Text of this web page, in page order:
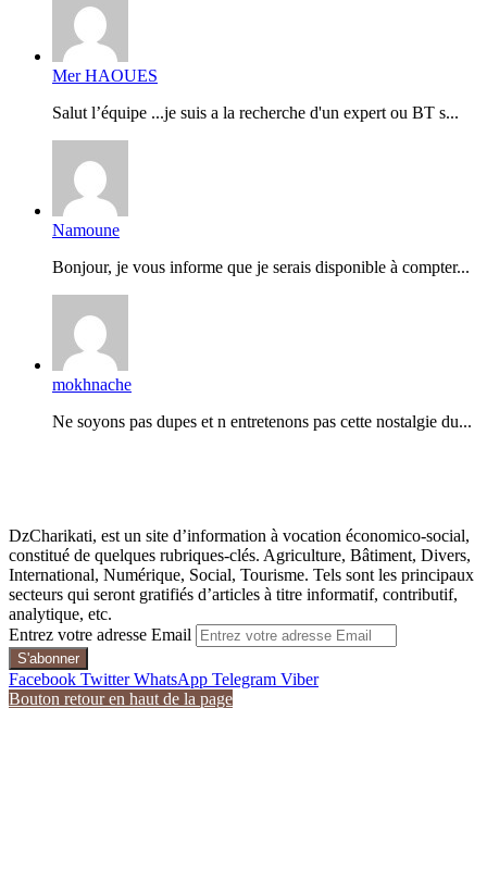
Mer HAOUES
Salut l’équipe ...je suis a la recherche d'un expert ou BT s...
Namoune
Bonjour, je vous informe que je serais disponible à compter...
mokhnache
Ne soyons pas dupes et n entretenons pas cette nostalgie du...
DzCharikati, est un site d’information à vocation économico-social,
constitué de quelques rubriques-clés. Agriculture, Bâtiment, Divers,
International, Numérique, Social, Tourisme. Tels sont les principaux
secteurs qui seront gratifiés d’articles à titre informatif, contributif,
analytique, etc.
Entrez votre adresse Email
Facebook Twitter WhatsApp Telegram Viber
Bouton retour en haut de la page